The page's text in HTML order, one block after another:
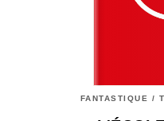
FANTASTIQUE /